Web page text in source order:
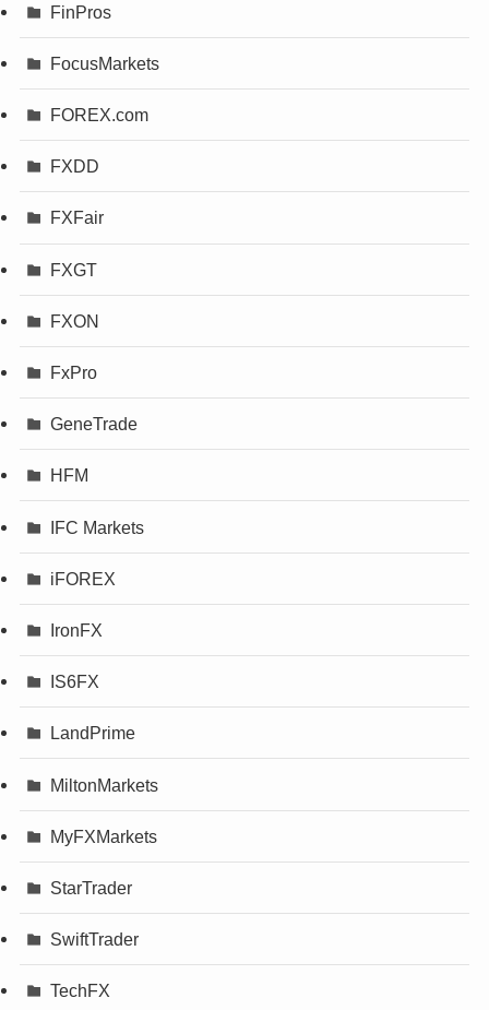
FinPros
FocusMarkets
FOREX.com
FXDD
FXFair
FXGT
FXON
FxPro
GeneTrade
HFM
IFC Markets
iFOREX
IronFX
IS6FX
LandPrime
MiltonMarkets
MyFXMarkets
StarTrader
SwiftTrader
TechFX